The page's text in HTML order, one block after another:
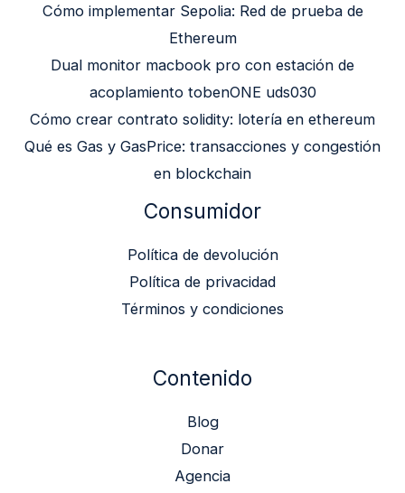
Cómo implementar Sepolia: Red de prueba de
Ethereum
Dual monitor macbook pro con estación de
acoplamiento tobenONE uds030
Cómo crear contrato solidity: lotería en ethereum
Qué es Gas y GasPrice: transacciones y congestión
en blockchain
Consumidor
Política de devolución
Política de privacidad
Términos y condiciones
Contenido
Blog
Donar
Agencia